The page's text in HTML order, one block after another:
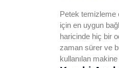
Petek temizleme
için en uygun
haricinde hiç bir
zaman sürer ve
kullanılan